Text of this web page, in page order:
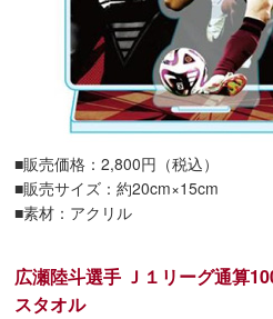
■販売価格：2,800円（税込）
■販売サイズ：約20cm×15cm
■素材：アクリル
広瀬陸斗選手 Ｊ１リーグ通算
スタオル